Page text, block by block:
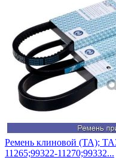
Ремень клиновой (TA);
11265;99322-11270;99332...